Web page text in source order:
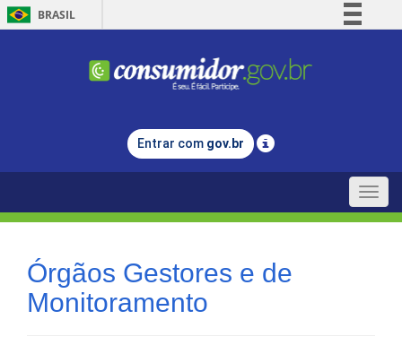
BRASIL
Comunica BR
Legislação
Entrar com gov.br
Toggle
Órgãos Gestores e de
Monitoramento